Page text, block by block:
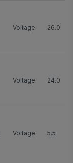
Voltage 26.0
Voltage 24.0
Voltage 5.5